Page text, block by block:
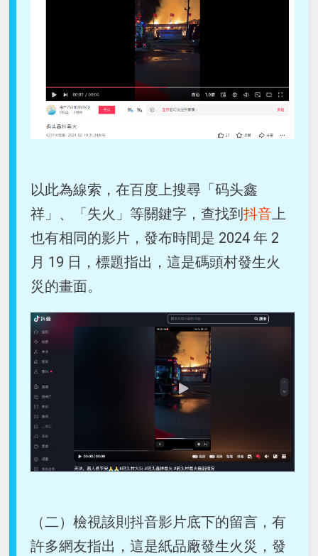
以此為線索，在百度上搜尋「码头鑫
祥」、「失火」等關鍵字，查找到抖音上
也有相同的影片，發布時間是 2024 年 2
月 19 日，標題指出，這是碼頭村發生火
災的畫面。
（二）檢視該則抖音影片底下的留言，有
許多網友指出，這是紙品廠發生火災，發